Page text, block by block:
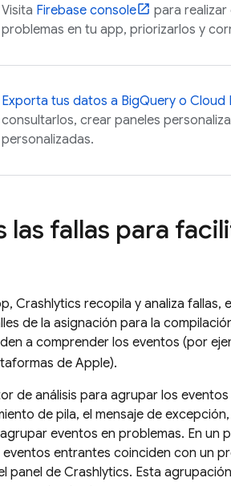
Visita Firebase console
para realizar
problemas en tu app, priorizarlos y
Exporta tus datos a BigQuery o Cloud
consultarlos, crear paneles
personalizadas.
las fallas para
Crashlytics recopila y analiza fallas,
de la asignación para la
a comprender los eventos (por
de Apple).
de análisis para agrupar los
de pila, el mensaje de
eventos en problemas. En un
entrantes coinciden con un
panel deCrashlytics. Esta